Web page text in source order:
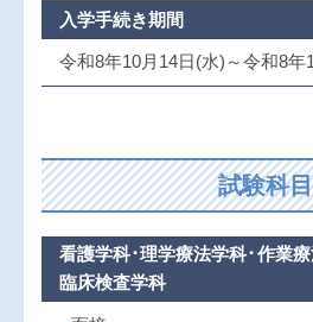
入学手続き期間
令和8年10月14日(水)～令和8
試験科目
看護学科･理学療法学科･作業
臨床検査学科